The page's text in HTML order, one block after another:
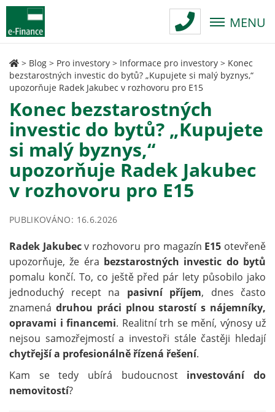
MENU
> Blog > Pro investory > Informace pro investory > Konec
bezstarostných investic do bytů? „Kupujete si malý byznys,“
upozorňuje Radek Jakubec v rozhovoru pro E15
Konec bezstarostných
investic do bytů? „Kupujete
si malý byznys,“
upozorňuje Radek Jakubec
v rozhovoru pro E15
PUBLIKOVÁNO: 16.6.2026
Radek Jakubecv rozhovoru pro magazín E15 otevřeně
upozorňuje, že éra bezstarostných investic do bytů
pomalu končí. To, co ještě před pár lety působilo jako
jednoduchý recept na pasivní příjem, dnes často
znamená druhou práci plnou starostí s nájemníky,
opravami i financemi. Realitní trh se mění, výnosy už
nejsou samozřejmostí a investoři stále častěji hledají
chytřejší a profesionálně řízená řešení.
Kam se tedy ubírá budoucnost investování do
nemovitostí?